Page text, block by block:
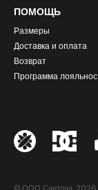
ПОМОЩЬ
Размеры
Доставка и оплата
Возврат
Программа